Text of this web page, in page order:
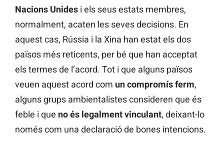
Nacions Unides i els seus estats membres,
normalment, acaten les seves decisions. En
aquest cas, Rússia i la Xina han estat els dos
països més reticents, per bé que han acceptat
els termes de l’acord. Tot i que alguns països
veuen aquest acord com un compromís ferm,
alguns grups ambientalistes consideren que és
feble i que no és legalment vinculant, deixant-lo
només com una declaració de bones intencions.